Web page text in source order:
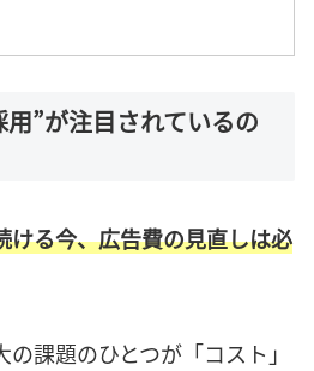
”が注目されているの
ける今、広告費の見直しは必
課題のひとつが「コスト」